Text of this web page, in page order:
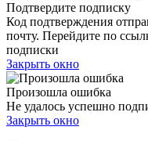
Подтвердите подписку
Код подтверждения
почту. Перейдите по
подписки
Закрыть окно
Произошла ошибка
Не удалось успешно
Закрыть окно